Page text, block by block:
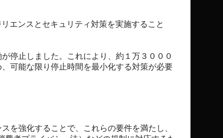
エンスとセキュリティ対策を実施すること
停止しました。これにより、約１万３０００
可能な限り停止時間を最小化する対策が必要
を強化することで、これらの要件を満たし、